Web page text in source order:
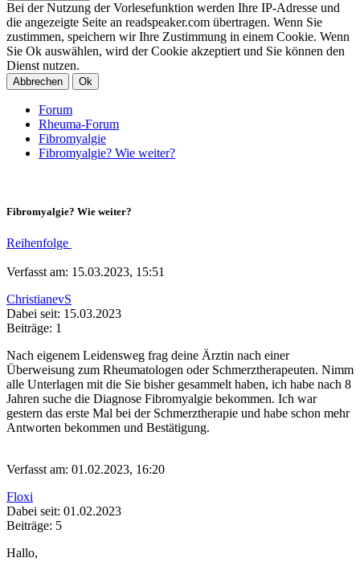
Bei der Nutzung der Vorlesefunktion werden Ihre IP-Adresse und
die angezeigte Seite an readspeaker.com übertragen. Wenn Sie
zustimmen, speichern wir Ihre Zustimmung in einem Cookie. Wenn
Sie Ok auswählen, wird der Cookie akzeptiert und Sie können den
Dienst nutzen.
Abbrechen Ok
Forum
Rheuma-Forum
Fibromyalgie
Fibromyalgie? Wie weiter?
Fibromyalgie? Wie weiter?
Reihenfolge
Verfasst am: 15.03.2023, 15:51
ChristianevS
Dabei seit: 15.03.2023
Beiträge: 1
Nach eigenem Leidensweg frag deine Ärztin nach einer
Überweisung zum Rheumatologen oder Schmerztherapeuten. Nimm
alle Unterlagen mit die Sie bisher gesammelt haben, ich habe nach 8
Jahren suche die Diagnose Fibromyalgie bekommen. Ich war
gestern das erste Mal bei der Schmerztherapie und habe schon mehr
Antworten bekommen und Bestätigung.
Verfasst am: 01.02.2023, 16:20
Floxi
Dabei seit: 01.02.2023
Beiträge: 5
Hallo,